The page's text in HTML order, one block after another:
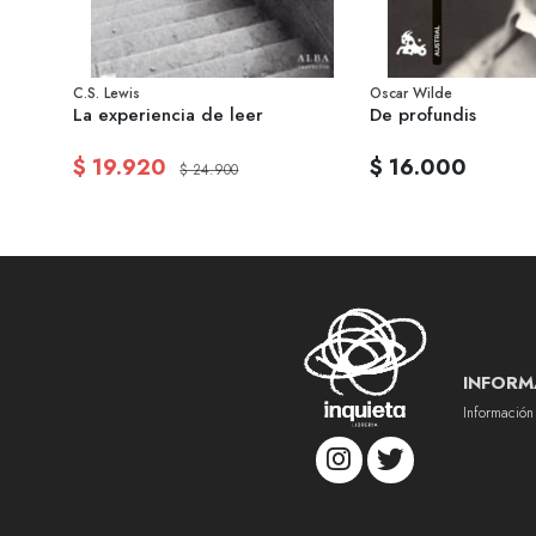
C.S. Lewis
La experiencia de leer
$ 19.920 $ 24.900
Oscar Wilde
De profundis
$ 16.000
Información